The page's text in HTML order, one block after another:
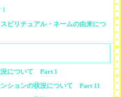
ピリチュアル・ネームの由来につ
況について Part 1
ションの状況について Part 11